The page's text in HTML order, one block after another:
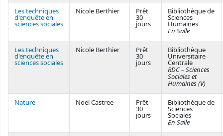
Les techniques
d'enquête en
sciences sociales
Nicole Berthier Prêt
30
jours
Bibliothèque de
Sciences
Humaines
En Salle
Les techniques
d'enquête en
sciences sociales
Nicole Berthier Prêt
30
jours
Bibliothèque
Universitaire
Centrale
RDC – Sciences
Sociales et
Humaines (V)
Nature Noel Castree Prêt
30
jours
Bibliothèque de
Sciences
Sociales
En Salle